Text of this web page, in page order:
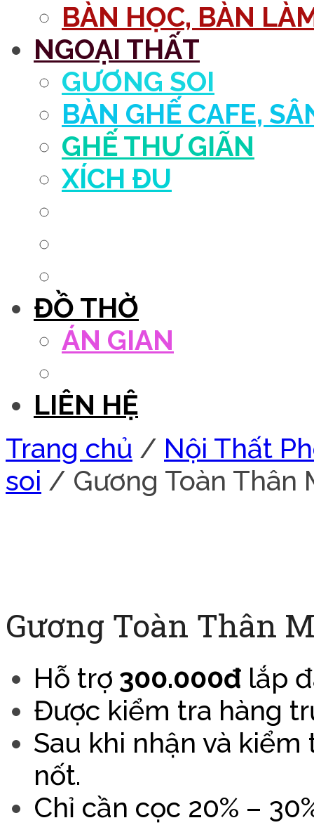
BÀN HỌC, BÀN
NGOẠI THẤT
GƯƠNG SOI
BÀN GHẾ CAFE,
GHẾ THƯ GIÃN
XÍCH ĐU
ĐỒ THỜ
ÁN GIAN
LIÊN HỆ
Trang chủ / Nội Thất
soi / Gương Toàn Thân
Gương Toàn Thân
Hỗ trợ 300.000đ lắp
Được kiểm tra hàng
Sau khi nhận và
nốt.
Chỉ cần cọc 20% –